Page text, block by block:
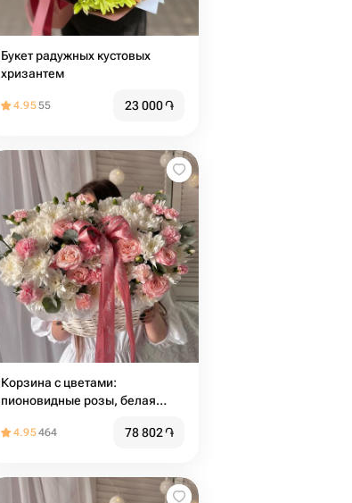
Букет радужных кустовых
хризантем
4.9555 23 000֏
Корзина с цветами:
пионовидные розы, белая
эвкалипта🌸Размер М
4.95464 78 802֏